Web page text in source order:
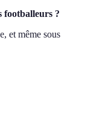
footballeurs ?
et même sous